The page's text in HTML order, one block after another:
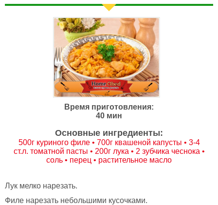
Время приготовления:
40 мин
Основные ингредиенты:
500г куриного филе • 700г квашеной капусты • 3-4
ст.л. томатной пасты • 200г лука • 2 зубчика чеснока •
соль • перец • растительное масло
Лук мелко нарезать.
Филе нарезать небольшими кусочками.